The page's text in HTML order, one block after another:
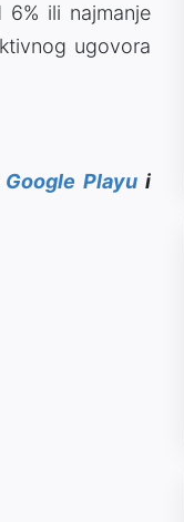
ili najmanje
ugovora
Google Playui